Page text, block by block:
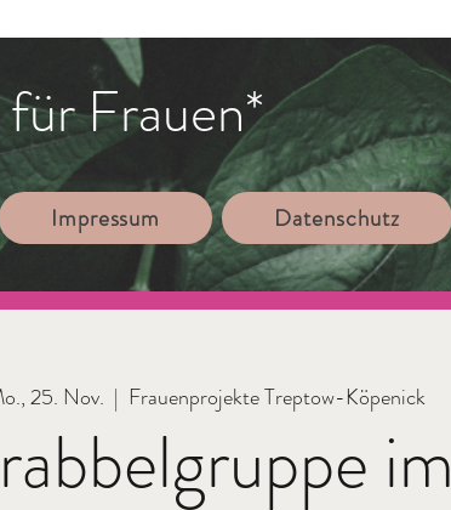
Frauen*
Impressum Datenschutz
25. Nov.
  |
Frauenprojekte Treptow-Köpenick
im